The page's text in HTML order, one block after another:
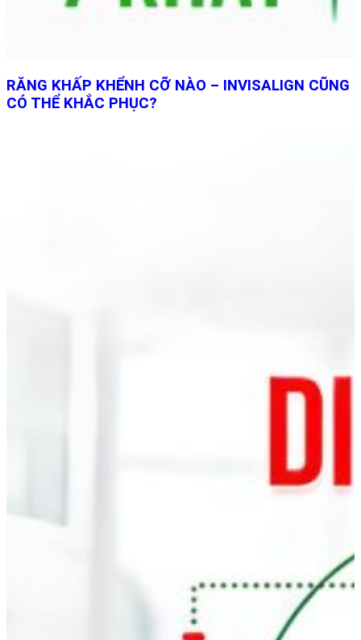
RĂNG KHẤP KHỂNH CỠ NÀO – INVISALIGN CŨNG
CÓ THỂ KHẮC PHỤC?